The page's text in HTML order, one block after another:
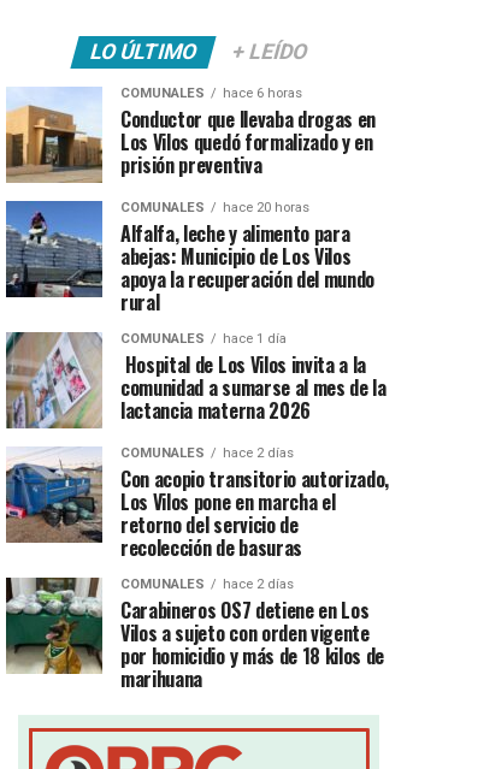
LO ÚLTIMO + LEÍDO
COMUNALES hace 6 horas
Conductor que llevaba drogas en
Los Vilos quedó formalizado y en
prisión preventiva
COMUNALES hace 20 horas
Alfalfa, leche y alimento para
abejas: Municipio de Los Vilos
apoya la recuperación del mundo
rural
COMUNALES hace 1 día
Hospital de Los Vilos invita a la
comunidad a sumarse al mes de la
lactancia materna 2026
COMUNALES hace 2 días
Con acopio transitorio autorizado,
Los Vilos pone en marcha el
retorno del servicio de
recolección de basuras
COMUNALES hace 2 días
Carabineros OS7 detiene en Los
Vilos a sujeto con orden vigente
por homicidio y más de 18 kilos de
marihuana